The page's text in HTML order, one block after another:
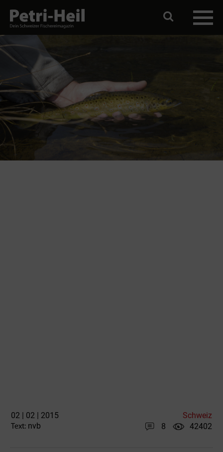
02 | 02 | 2015 Schweiz
Text: nvb 8 42402